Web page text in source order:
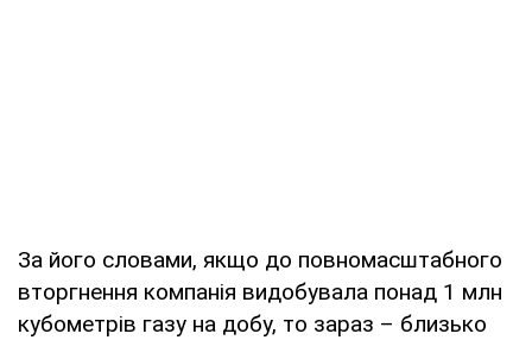
За його словами, якщо до повномасштабного
вторгнення компанія видобувала понад 1 млн
кубометрів газу на добу, то зараз – близько